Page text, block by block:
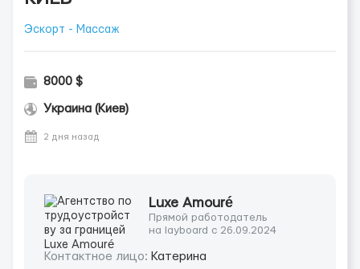
Эскорт - Массаж
8000 $
Украина (Киев)
2 дня назад
Luxe Amouré
Прямой работодатель
на layboard с 26.09.2024
Контактное лицо: Катерина